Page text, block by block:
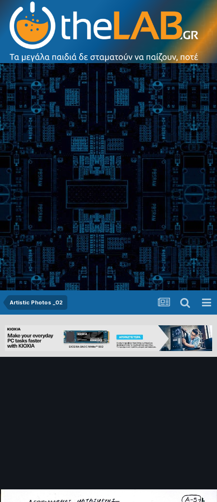
Artistic Photos _02